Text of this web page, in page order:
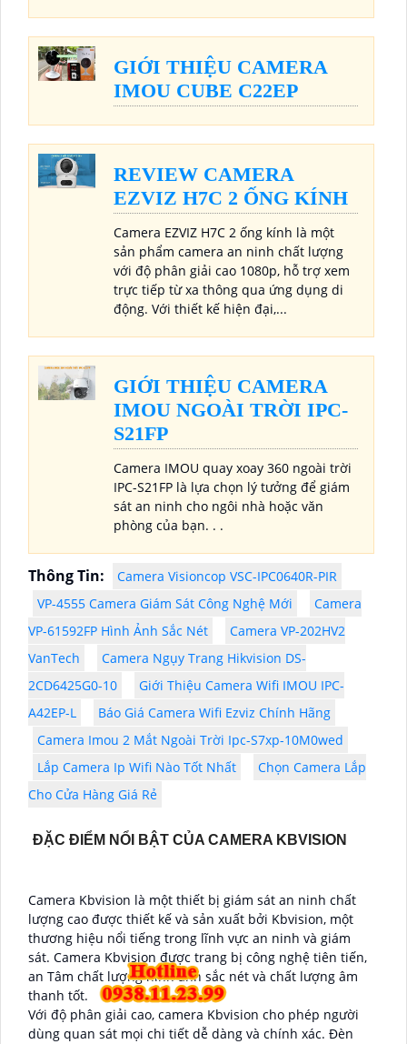
GIỚI THIỆU CAMERA
IMOU CUBE C22EP
REVIEW CAMERA
EZVIZ H7C 2 ỐNG KÍNH
Camera EZVIZ H7C 2 ống kính là một
sản phẩm camera an ninh chất lượng
với độ phân giải cao 1080p, hỗ trợ xem
trực tiếp từ xa thông qua ứng dụng di
động. Với thiết kế hiện đại,...
GIỚI THIỆU CAMERA
IMOU NGOÀI TRỜI IPC-
S21FP
Camera IMOU quay xoay 360 ngoài trời
IPC-S21FP là lựa chọn lý tưởng để giám
sát an ninh cho ngôi nhà hoặc văn
phòng của bạn. . .
Thông Tin:
Camera Visioncop VSC-IPC0640R-PIR
VP-4555 Camera Giám Sát Công Nghệ Mới
Camera
VP-61592FP Hình Ảnh Sắc Nét
Camera VP-202HV2
VanTech
Camera Ngụy Trang Hikvision DS-
2CD6425G0-10
Giới Thiệu Camera Wifi IMOU IPC-
A42EP-L
Báo Giá Camera Wifi Ezviz Chính Hãng
Camera Imou 2 Mắt Ngoài Trời Ipc-S7xp-10M0wed
Lắp Camera Ip Wifi Nào Tốt Nhất
Chọn Camera Lắp
Cho Cửa Hàng Giá Rẻ
ĐẶC ĐIỂM NỔI BẬT CỦA CAMERA KBVISION
Camera Kbvision là một thiết bị giám sát an ninh chất
lượng cao được thiết kế và sản xuất bởi Kbvision, một
thương hiệu nổi tiếng trong lĩnh vực an ninh và giám
sát. Camera Kbvision được trang bị công nghệ tiên tiến,
an Tâm chất lượng hình ảnh sắc nét và chất lượng âm
thanh tốt.
Với độ phân giải cao, camera Kbvision cho phép người
dùng quan sát mọi chi tiết dễ dàng và chính xác. Đèn